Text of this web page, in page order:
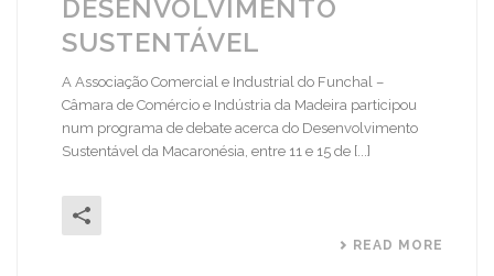
DESENVOLVIMENTO
SUSTENTÁVEL
A Associação Comercial e Industrial do Funchal –
Câmara de Comércio e Indústria da Madeira participou
num programa de debate acerca do Desenvolvimento
Sustentável da Macaronésia, entre 11 e 15 de [...]
READ MORE